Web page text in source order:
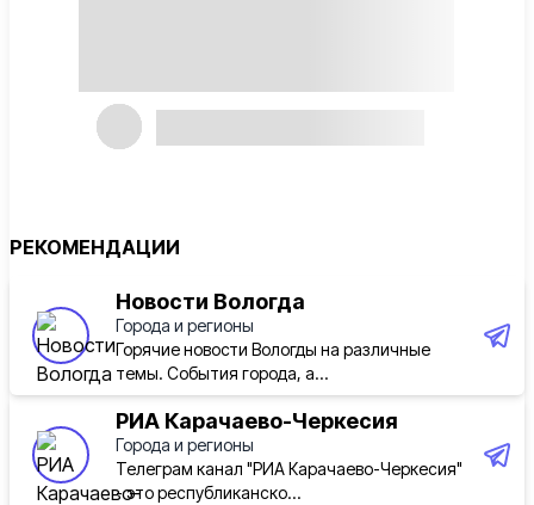
РЕКОМЕНДАЦИИ
Новости Вологда
Города и регионы
Горячие новости Вологды на различные
темы. События города, а...
РИА Карачаево-Черкесия
Города и регионы
Телеграм канал "РИА Карачаево-Черкесия"
- это республиканско...